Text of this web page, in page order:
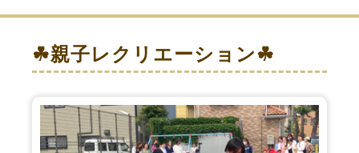
☘親子レクリエーション☘